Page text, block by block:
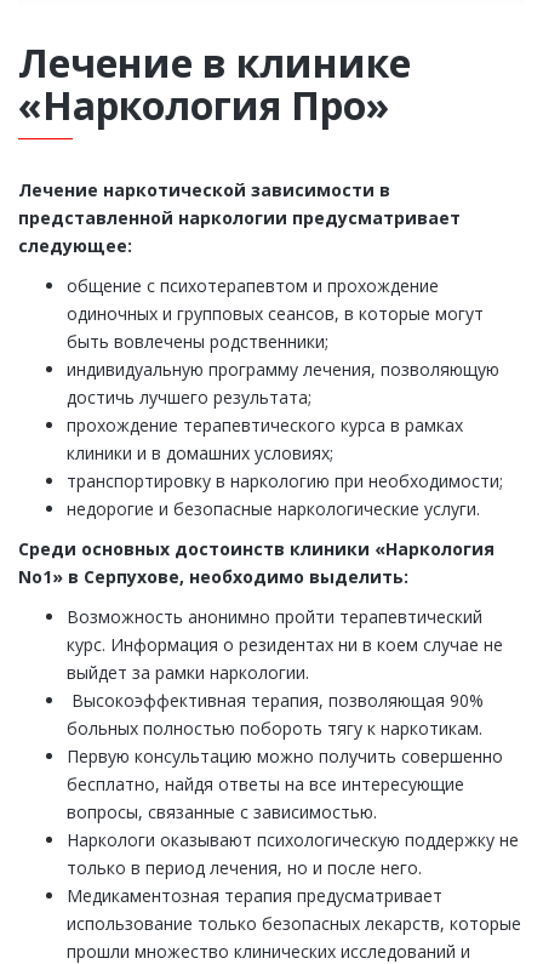
Лечение в клинике
«Наркология Про»
Лечение наркотической зависимости в
представленной наркологии предусматривает
следующее:
общение с психотерапевтом и прохождение
одиночных и групповых сеансов, в которые могут
быть вовлечены родственники;
индивидуальную программу лечения, позволяющую
достичь лучшего результата;
прохождение терапевтического курса в рамках
клиники и в домашних условиях;
транспортировку в наркологию при необходимости;
недорогие и безопасные наркологические услуги.
Среди основных достоинств клиники «Наркология
No1» в Серпухове, необходимо выделить:
Возможность анонимно пройти терапевтический
курс. Информация о резидентах ни в коем случае не
выйдет за рамки наркологии.
Высокоэффективная терапия, позволяющая 90%
больных полностью побороть тягу к наркотикам.
Первую консультацию можно получить совершенно
бесплатно, найдя ответы на все интересующие
вопросы, связанные с зависимостью.
Наркологи оказывают психологическую поддержку не
только в период лечения, но и после него.
Медикаментозная терапия предусматривает
использование только безопасных лекарств, которые
прошли множество клинических исследований и